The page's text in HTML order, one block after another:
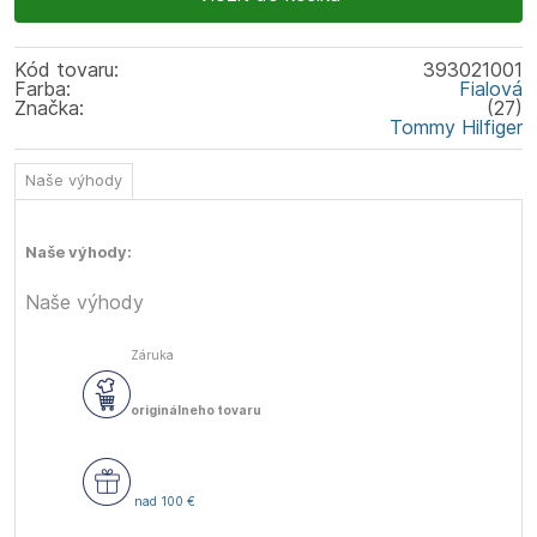
Kód tovaru:
393021001
Farba:
Fialová
(27)
Značka:
Tommy Hilfiger
Naše výhody
Naše výhody:
Naše výhody
Záruka
originálneho tovaru
nad 100 €